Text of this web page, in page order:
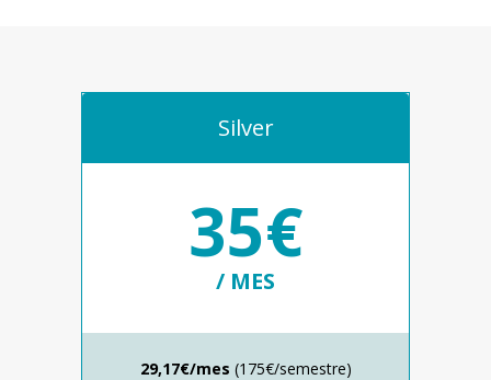
Silver
35€
/ MES
29,17€/mes (175€/semestre)